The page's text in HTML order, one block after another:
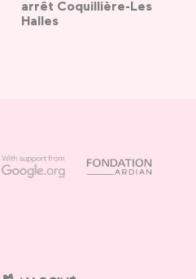
arrêt Coquillière-Les
Halles